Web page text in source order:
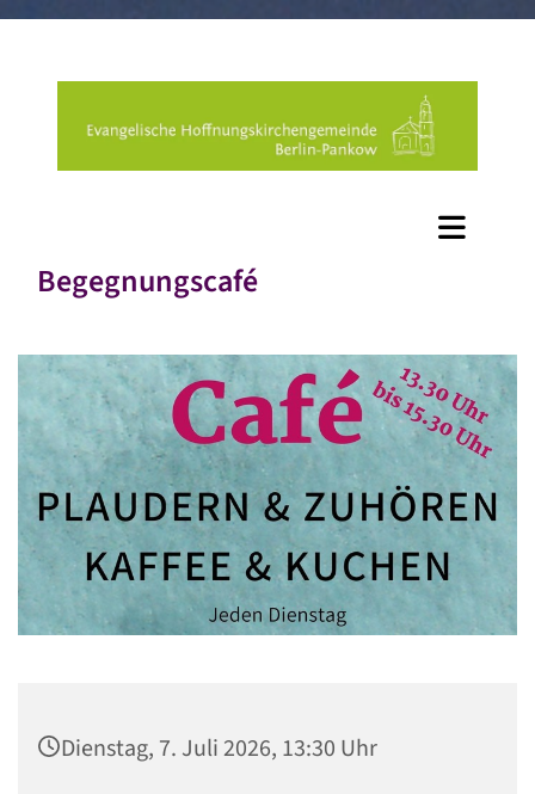
Begegnungscafé
Dienstag, 7. Juli 2026, 13:30 Uhr